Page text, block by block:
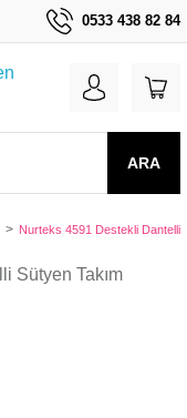
0533 438 82 84
ARA
Nurteks 4591 Destekli Dantelli